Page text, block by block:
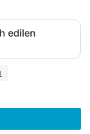
edilen